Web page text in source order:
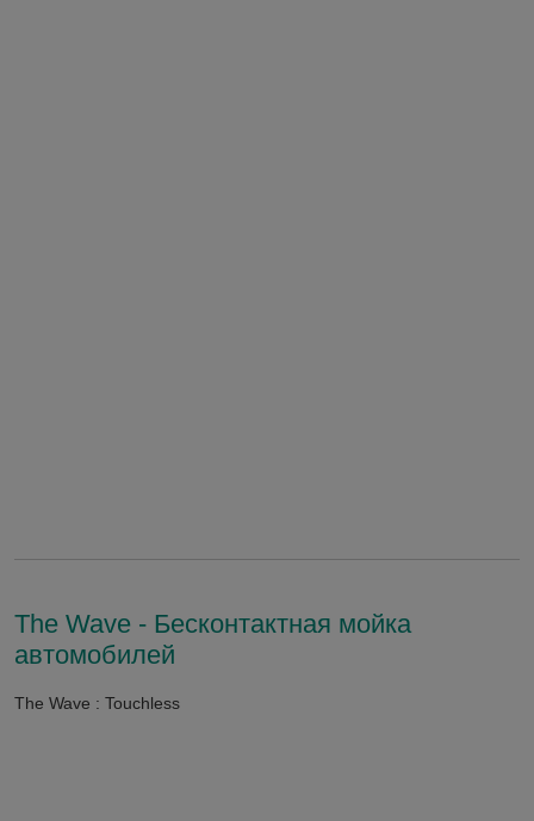
The Wave - Бесконтактная мойка
автомобилей
The Wave : Touchless